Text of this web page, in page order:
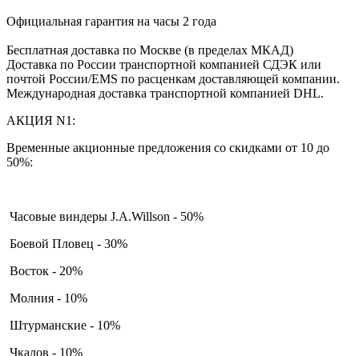
Официальная гарантия на часы 2 года
Бесплатная доставка по Москве (в пределах МКАД)
Доставка по России транспортной компанией СДЭК или
почтой России/EMS по расценкам доставляющей компании.
Международная доставка транспортной компанией DHL.
АКЦИЯ N1:
Временные акционные предложения со скидками от 10 до
50%:
Часовые виндеры J.A.Willson - 50%
Боевой Пловец - 30%
Восток - 20%
Молния - 10%
Штурманские - 10%
Чкалов - 10%